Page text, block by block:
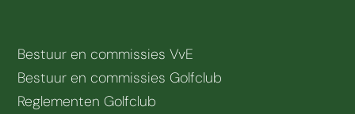
Bestuur en commissies VvE
Bestuur en commissies Golfclub
Reglementen Golfclub